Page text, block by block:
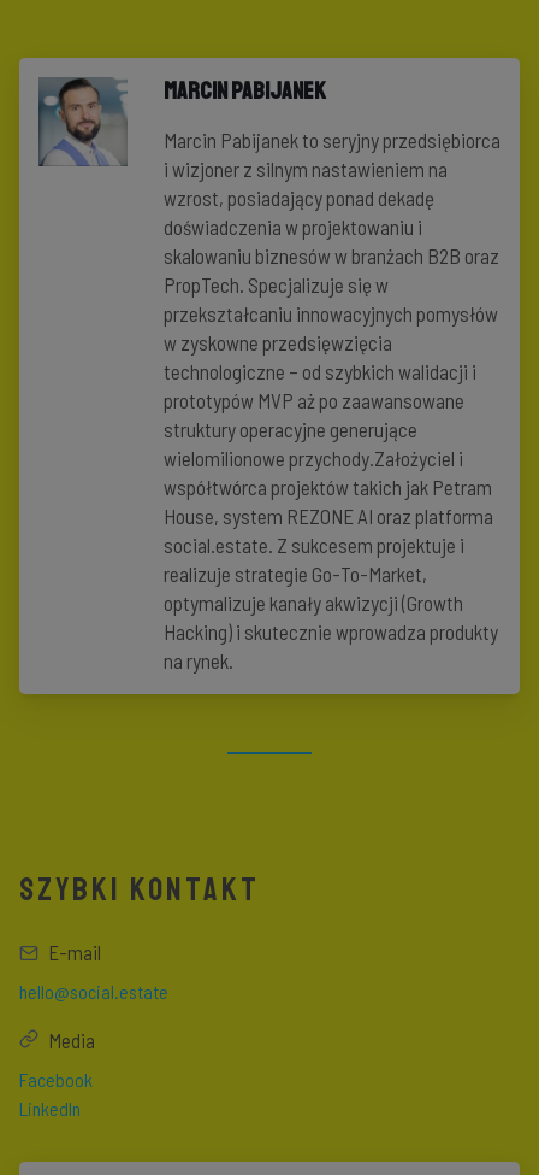
Marcin Pabijanek
Marcin Pabijanek to seryjny przedsiębiorca
i wizjoner z silnym nastawieniem na
wzrost, posiadający ponad dekadę
doświadczenia w projektowaniu i
skalowaniu biznesów w branżach B2B oraz
PropTech. Specjalizuje się w
przekształcaniu innowacyjnych pomysłów
w zyskowne przedsięwzięcia
technologiczne – od szybkich walidacji i
prototypów MVP aż po zaawansowane
struktury operacyjne generujące
wielomilionowe przychody.Założyciel i
współtwórca projektów takich jak Petram
House, system REZONE AI oraz platforma
social.estate. Z sukcesem projektuje i
realizuje strategie Go-To-Market,
optymalizuje kanały akwizycji (Growth
Hacking) i skutecznie wprowadza produkty
na rynek.
SZYBKI KONTAKT
E-mail
hello@social.estate
Media
Facebook
LinkedIn